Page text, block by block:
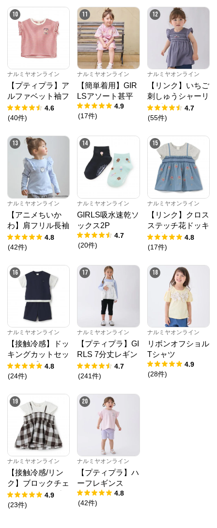
10
ナルミヤオンライン
【プティプラ】ア
ルファベット袖フ
リルTシャツ
4.6
(40件)
11
ナルミヤオンライン
【簡単着用】GIR
LSアソート甚平
4.9
(17件)
12
ナルミヤオンライン
【リンク】いちご
刺しゅうシャーリ
ングチュニック
4.7
(55件)
13
ナルミヤオンライン
【アニメちいか
わ】肩フリル長袖
Tシャツ
4.8
(42件)
14
ナルミヤオンライン
GIRLS吸水速乾ソ
ックス2P
4.7
(20件)
15
ナルミヤオンライン
【リンク】クロス
ステッチ花ドッキ
ングTシャツ
4.8
(17件)
16
ナルミヤオンライン
【接触冷感】ドッ
キングカットセッ
トアップ
4.8
(24件)
17
ナルミヤオンライン
【プティプラ】GI
RLS 7分丈レギン
ス
4.7
(241件)
18
ナルミヤオンライン
リボンオフショル
Tシャツ
4.9
(28件)
19
ナルミヤオンライン
【接触冷感/リン
ク】ブロックチェ
ックドッキングT
シャツ
4.9
(23件)
20
ナルミヤオンライン
【プティプラ】ハ
ーフレギンス
4.8
(42件)
※外部サイトが開きます
ナルミヤオンラインからのコメント
ナルミヤオンライン公式通販ショップ。人気子供服メ
ゾピアノ、プティマイン、ラブトキシック、アナスイ
ミニ等、全ブランド、全商品をご覧いただけます。